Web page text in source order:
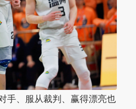
手、服从裁判、赢得漂亮也